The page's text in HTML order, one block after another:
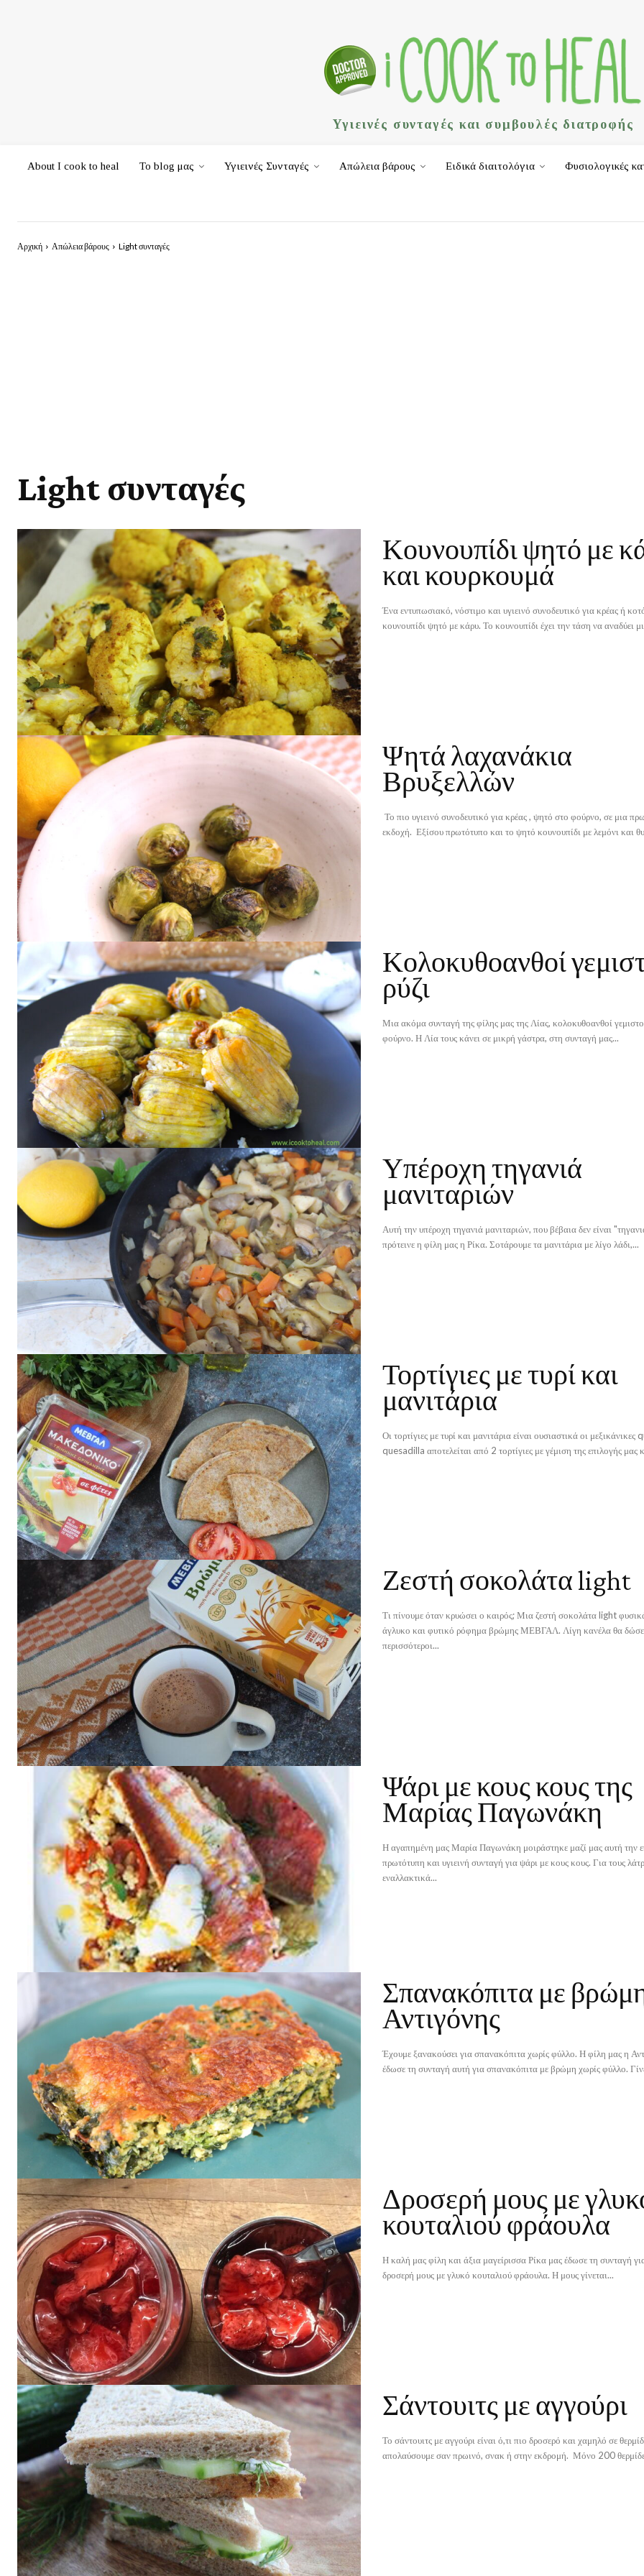
Υγιεινές συνταγές και συμβουλές διατροφής
About I cook to heal Το blog μας Υγιεινές Συνταγές Απώλεια βάρους Ειδικά διαιτολόγια Φυσιολογικές
Αρχική Απώλεια βάρους Light συνταγές
Light συνταγές
Κουνουπίδι ψητό με
και κουρκουμά
Ένα εντυπωσιακό, νόστιμο και υγιεινό συνοδευτικό για κρέας ή
κουνουπίδι ψητό με κάρυ. Το κουνουπίδι έχει την τάση να
Ψητά λαχανάκια
Βρυξελλών
Το πιο υγιεινό συνοδευτικό για κρέας , ψητό στο φούρνο, σε μια
Κολοκυθοανθοί
ρύζι
Μια ακόμα συνταγή της φίλης μας της Λίας, κολοκυθοανθοί
φούρνο. Η Λία τους κάνει σε μικρή γάστρα, στη συνταγή μας...
Υπέροχη τηγανιά
μανιταριών
Αυτή την υπέροχη τηγανιά μανιταριών, που βέβαια δεν είναι
πρότεινε η φίλη μας η Ρίκα. Σοτάρουμε τα μανιτάρια με λίγο λάδι,...
Τορτίγιες με τυρί και
μανιτάρια
Οι τορτίγιες με τυρί και μανιτάρια είναι ουσιαστικά οι
quesadilla αποτελείται από 2 τορτίγιες με γέμιση της επιλογής μας
Ζεστή σοκολάτα light
Τι πίνουμε όταν κρυώσει ο καιρός; Μια ζεστή σοκολάτα light
άγλυκο και φυτικό ρόφημα βρώμης ΜΕΒΓΑΛ. Λίγη κανέλα θα
περισσότεροι...
Ψάρι με κους κους της
Μαρίας Παγωνάκη
Η αγαπημένη μας Μαρία Παγωνάκη μοιράστηκε μαζί μας αυτή την
πρωτότυπη και υγιεινή συνταγή για ψάρι με κους κους. Για τους
εναλλακτικά...
Σπανακόπιτα με
Αντιγόνης
Έχουμε ξανακούσει για σπανακόπιτα χωρίς φύλλο. Η φίλη μας η
έδωσε τη συνταγή αυτή για σπανακόπιτα με βρώμη χωρίς φύλλο.
Δροσερή μους με
κουταλιού φράουλα
Η καλή μας φίλη και άξια μαγείρισσα Ρίκα μας έδωσε τη συνταγή
δροσερή μους με γλυκό κουταλιού φράουλα. Η μους γίνεται...
Σάντουιτς με αγγούρι
Το σάντουιτς με αγγούρι είναι ό,τι πιο δροσερό και χαμηλό σε
απολαύσουμε σαν πρωινό, σνακ ή στην εκδρομή. Μόνο 200